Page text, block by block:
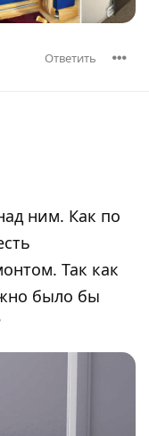
Ответить
ним. Как по
Так как
было бы